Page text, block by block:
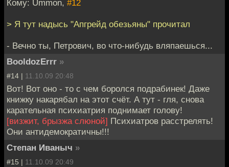
Кому: Ummon, #12
> Я тут надысь "Апгрейд обезьяны" прочитал
- Вечно ты, Петрович, во что-нибудь вляпаешься...
BooldozErrr »
#14 | 11.10.09 20:48
Вот! Вот оно - то с чем боролся подрабинек! Даже
книжку накарябал на этот счёт. А тут - гля, снова
карательная психиатрия поднимает голову!
[визжит, брызжа слюной] Психиатров расстрелять!
Они антидемократичны!!!
Степан Иваныч »
#15 | 11.10.09 20:49